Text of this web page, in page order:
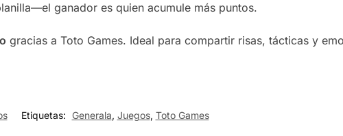
ganador es quien acumule más puntos.
gracias a Toto Games. Ideal para compartir risas, tácticas y
Etiquetas: Generala, Juegos, Toto Games